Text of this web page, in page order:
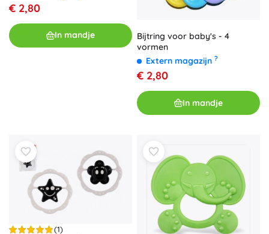
€ 2,80
In mandje
Bijtring voor baby's - 4
vormen
Extern magazijn ?
€ 2,80
In mandje
(1)